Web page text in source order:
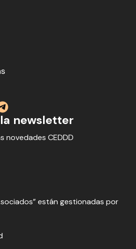
newsletter
novedades CEDDD
están gestionadas por